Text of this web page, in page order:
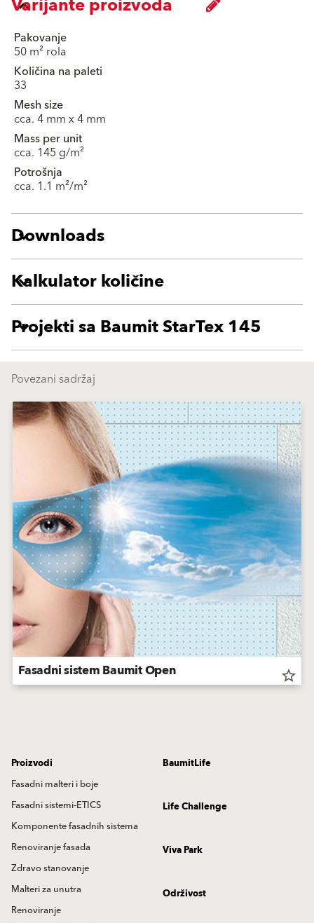
Pakovanje
50 m² rola
Količina na paleti
33
Mesh size
cca. 4 mm x 4 mm
Mass per unit
cca. 145 g/m²
Potrošnja
cca. 1.1 m²/m²
Downloads
Kalkulator količine
Projekti sa Baumit StarTex 145
Povezani sadržaj
Fasadni sistem Baumit Open star_border
Proizvodi
Fasadni malteri i boje
Fasadni sistemi-ETICS
Komponente fasadnih sistema
Renoviranje fasada
Zdravo stanovanje
Malteri za unutra
Renoviranje
BaumitLife
Life Challenge
Viva Park
Održivost